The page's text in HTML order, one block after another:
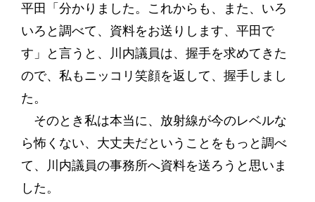
平田「分かりました。これからも、また、いろ
いろと調べて、資料をお送りします、平田で
す」と言うと、川内議員は、握手を求めてきた
ので、私もニッコリ笑顔を返して、握手しまし
た。
そのとき私は本当に、放射線が今のレベルな
ら怖くない、大丈夫だということをもっと調べ
て、川内議員の事務所へ資料を送ろうと思いま
した。